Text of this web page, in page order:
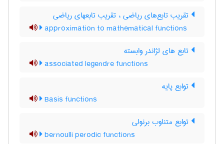
تقریب تابع‌های ریاضی ، تقریب تابعهای ریاضی
approximation to mathematical functions
تابع های لژاندر وابسته
associated legendre functions
توابع پایه
Basis functions
توابع متناوب برنولی
bernoulli perodic functions